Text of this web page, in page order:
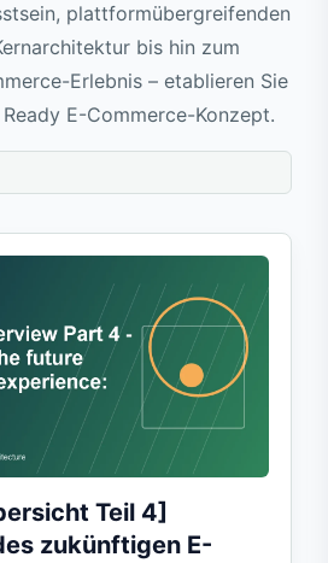
plattformübergreifenden
bis hin zum
Erlebnis – etablieren Sie
E-Commerce-Konzept.
Teil 4]
zukünftigen E-